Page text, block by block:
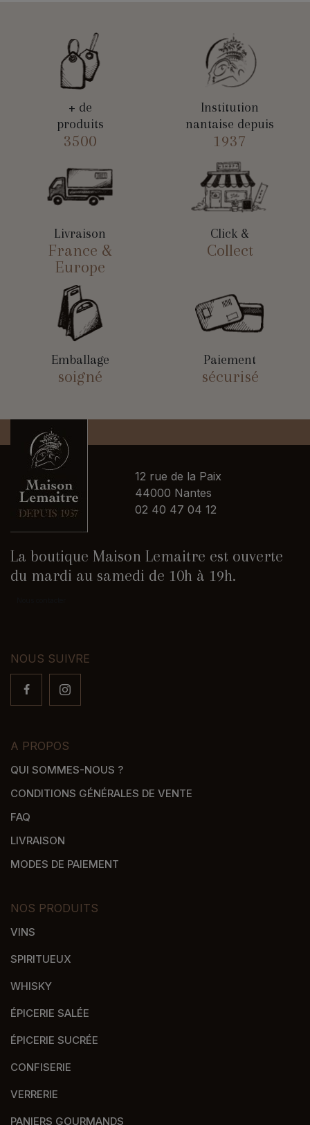
+ de
produits
3500
Institution
nantaise depuis
1937
Livraison
France &
Europe
Click &
Collect
Emballage
soigné
Paiement
sécurisé
12 rue de la Paix
44000 Nantes
02 40 47 04 12
La boutique Maison Lemaitre est ouverte
du mardi au samedi de 10h à 19h.
NOUS SUIVRE
A PROPOS
QUI SOMMES-NOUS ?
CONDITIONS GÉNÉRALES DE VENTE
FAQ
LIVRAISON
MODES DE PAIEMENT
NOS PRODUITS
VINS
SPIRITUEUX
WHISKY
ÉPICERIE SALÉE
ÉPICERIE SUCRÉE
CONFISERIE
VERRERIE
PANIERS GOURMANDS